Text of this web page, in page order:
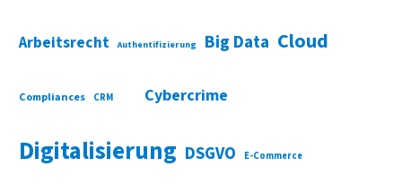
Arbeitsrecht Authentifizierung Big Data Cloud
Compliances CRM Cybercrime
Digitalisierung DSGVO E-Commerce